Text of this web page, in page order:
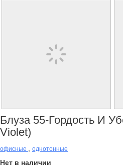
Блуза 55-Гордость И
Violet)
офисные однотонные
Нет в наличии